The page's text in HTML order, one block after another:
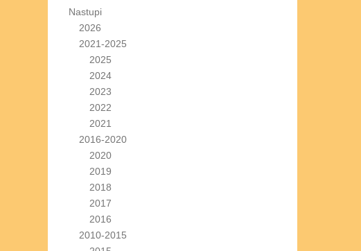
Nastupi
2026
2021-2025
2025
2024
2023
2022
2021
2016-2020
2020
2019
2018
2017
2016
2010-2015